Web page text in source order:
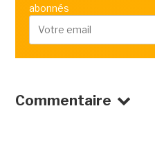
abonnés
Commentaire